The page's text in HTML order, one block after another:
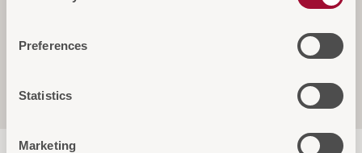
Preferences
Statistics
Marketing
Sicherheit